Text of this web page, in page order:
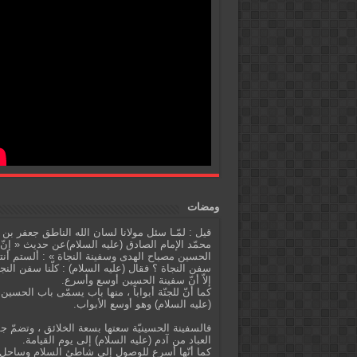
ومضات
قيل : لمّـا سئل مولانا لسان الله الناطق جعفر بن
محمّد الإمام الصادق (عليه السلام)عن حديث « إنّ
الحسين مصباح الهدى وسفينة النجاة » : ألستم
سفن النجاة ؟ فقال (عليه السلام) : كلّنا سفن
إلاّ أنّ سفينة الحسين أوسع وأسرع.
كما أنّ للجنّة أبواباً ، منها باب يسمّى باب الحسين
(عليه السلام) وهو أوسع الأبواب.
فالسفينة الحسينيّة سعتها بسعة الخلائق ، وتضمّ
العباد من آدم (عليه السلام) إلى يوم القيامة.
كما أنّها أسرع للوصول إلى شاطئ السلام وساحل